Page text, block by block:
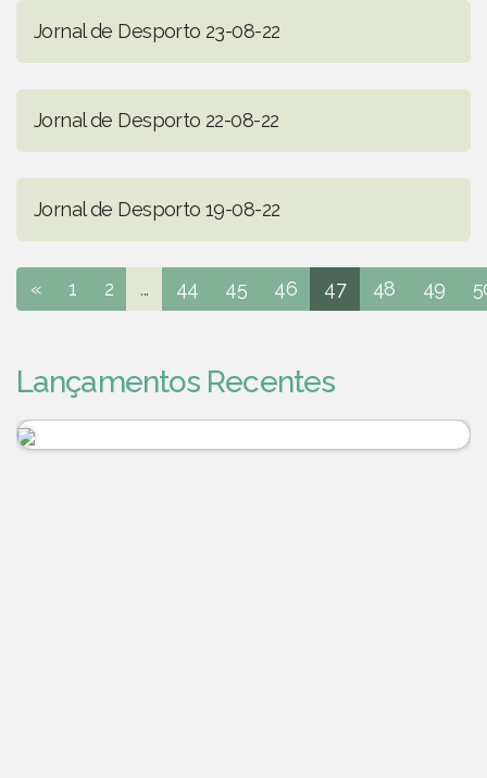
Jornal de Desporto 23-08-22
Jornal de Desporto 22-08-22
Jornal de Desporto 19-08-22
« 1 2 ... 44 45 46 47 48 49
Lançamentos Recentes